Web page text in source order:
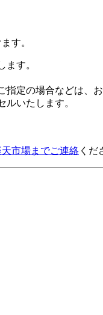
す。
す。
定の場合などは、
いたします。
天市場までご連絡 くだ